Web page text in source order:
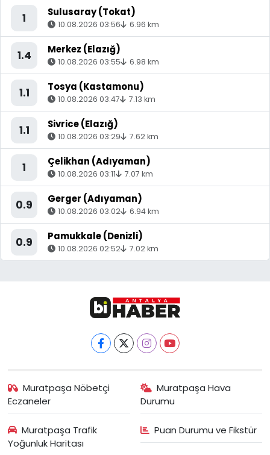
1 Sulusaray (Tokat)
10.08.2026 03:56 6.96 km
1.4 Merkez (Elazığ)
10.08.2026 03:55 6.98 km
1.1 Tosya (Kastamonu)
10.08.2026 03:47 7.13 km
1.1 Sivrice (Elazığ)
10.08.2026 03:29 7.62 km
1 Çelikhan (Adıyaman)
10.08.2026 03:11 7.07 km
0.9 Gerger (Adıyaman)
10.08.2026 03:02 6.94 km
0.9 Pamukkale (Denizli)
10.08.2026 02:52 7.02 km
Muratpaşa Nöbetçi
Eczaneler
Muratpaşa Hava
Durumu
Muratpaşa Trafik
Yoğunluk Haritası
Puan Durumu ve Fikstür